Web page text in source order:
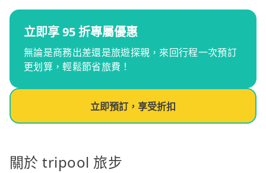
立即享 95 折專屬優惠
無論是商務出差還是旅遊探親，來回行程一次預訂
更划算，輕鬆節省旅費！
立即預訂，享受折扣
關於 tripool 旅步